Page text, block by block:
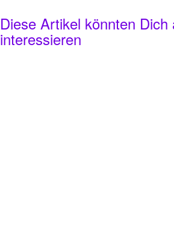
Diese Artikel könnten Dich
interessieren